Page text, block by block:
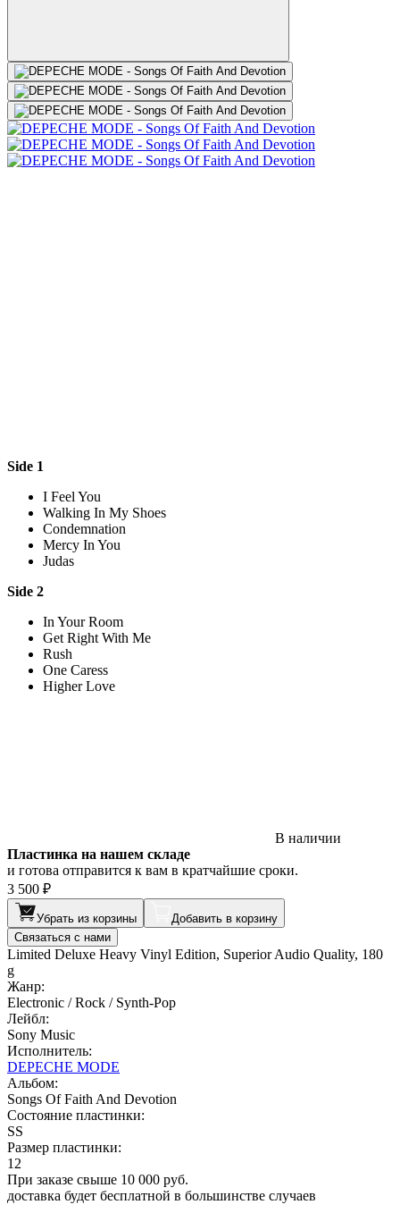
Side 1
I Feel You
Walking In My Shoes
Condemnation
Mercy In You
Judas
Side 2
In Your Room
Get Right With Me
Rush
One Caress
Higher Love
В наличии
Пластинка на нашем складе
и готова отправится к вам в кратчайшие сроки.
3 500 ₽
Убрать из корзины
Добавить в корзину
Связаться с нами
Limited Deluxe Heavy Vinyl Edition, Superior Audio Quality, 180
g
Жанр:
Electronic / Rock / Synth-Pop
Лейбл:
Sony Music
Исполнитель:
DEPECHE MODE
Альбом:
Songs Of Faith And Devotion
Состояние пластинки:
SS
Размер пластинки:
12
При заказе свыше 10 000 руб.
доставка будет бесплатной в большинстве случаев